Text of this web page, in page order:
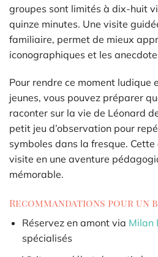
groupes sont limités à dix-huit
quinze minutes. Une visite
familiaire, permet de mieux
iconographiques et les
Pour rendre ce moment ludique
jeunes, vous pouvez préparer
raconter sur la vie de Léonard
petit jeu d’observation pour
symboles dans la fresque.
visite en une aventure
mémorable.
Recommandations pour un
Réservez en amont via Milan
spécialisés